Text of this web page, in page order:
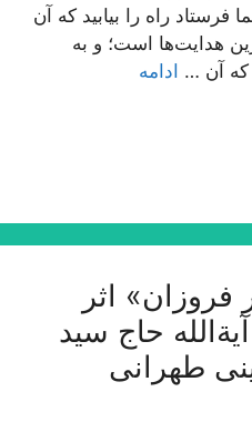
راه را بیابید که آن
هدایت‌ها است؛ و به
آن … ادامه
اثر
حاج سید
طهرانی